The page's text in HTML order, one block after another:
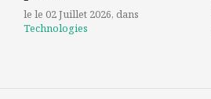
le le 02 Juillet 2026, dans
Technologies